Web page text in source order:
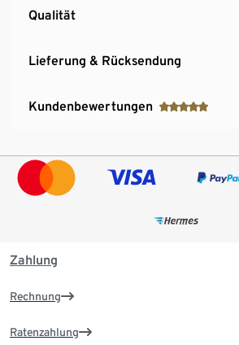
Qualität
Lieferung & Rücksendung
Kundenbewertungen
Zahlung
Rechnung
Ratenzahlung